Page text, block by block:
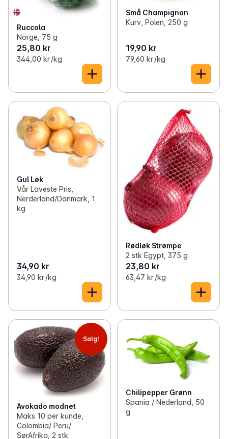
Ruccola
Norge, 75 g
25,80 kr
344,00 kr /kg
Små Champignon
Kurv, Polen, 250 g
19,90 kr
79,60 kr /kg
Gul Løk
Vår Laveste Pris,
Nerderland/Danmark, 1
kg
34,90 kr
34,90 kr /kg
Rødløk Strømpe
2 stk Egypt, 375 g
23,80 kr
63,47 kr /kg
Salg!
Avokado modnet
Maks 10 per kunde,
Colombia/ Peru/
SørAfrika, 2 stk
Chilipepper Grønn
Spania / Nederland, 50
g